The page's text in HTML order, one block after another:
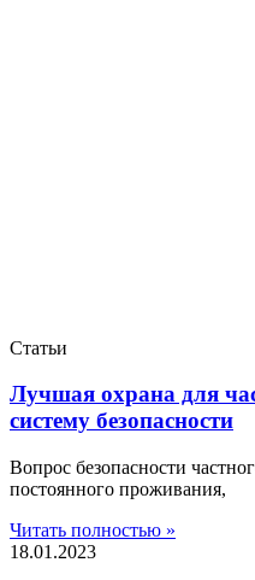
Статьи
Лучшая охрана для
систему безопасности
Вопрос безопасности
постоянного проживания,
Читать полностью »
18.01.2023